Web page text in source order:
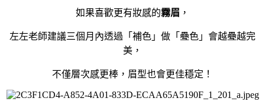
如果喜歡更有妝感的霧眉 ，
左左老師建議三個月內透過「補色」做「疉色」會越疉越完
美，
不僅層次感更棒，眉型也會更佳穩定！